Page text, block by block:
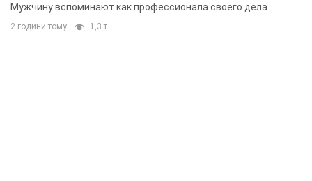
Мужчину вспоминают как профессионала своего дела
2 години тому 1,3 т.